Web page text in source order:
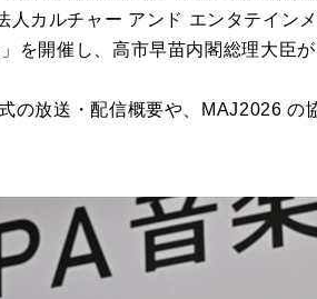
人カルチャー アンド エンタテイン
を開催し、高市早苗内閣総理大臣
の放送・配信概要や、MAJ2026 の